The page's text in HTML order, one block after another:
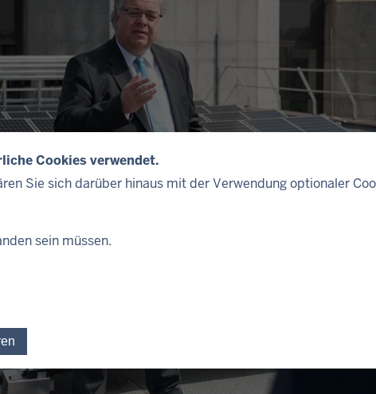
Cookies verwendet.
Sie sich darüber hinaus mit der Verwendung optionaler
sein müssen.